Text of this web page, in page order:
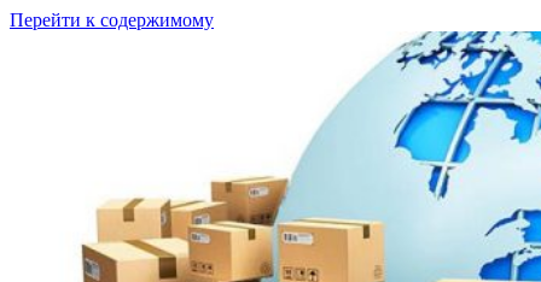
Перейти к содержимому